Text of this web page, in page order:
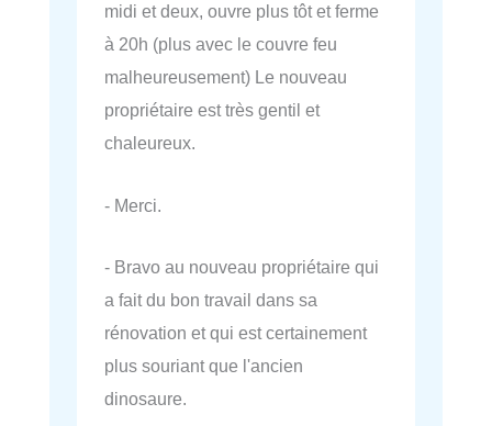
midi et deux, ouvre plus tôt et ferme
à 20h (plus avec le couvre feu
malheureusement) Le nouveau
propriétaire est très gentil et
chaleureux.
- Merci.
- Bravo au nouveau propriétaire qui
a fait du bon travail dans sa
rénovation et qui est certainement
plus souriant que l'ancien
dinosaure.